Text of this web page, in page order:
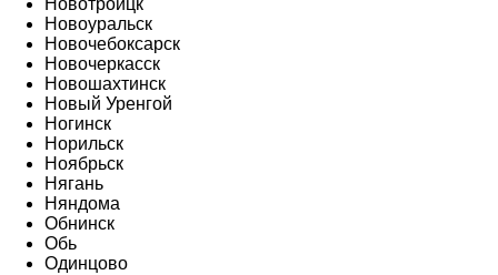
Новотроицк
Новоуральск
Новочебоксарск
Новочеркасск
Новошахтинск
Новый Уренгой
Ногинск
Норильск
Ноябрьск
Нягань
Няндома
Обнинск
Обь
Одинцово